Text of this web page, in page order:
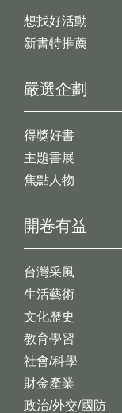
想找好活動
新書特推薦
開卷有益
台灣采風
生活藝術
文化歷史
教育學習
社會/科學
財金產業
政治/外交/國防
嚴選企劃
得獎好書
主題書展
焦點人物